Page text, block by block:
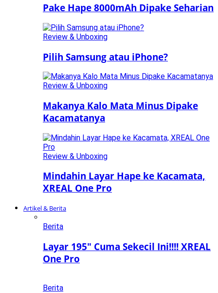
Pake Hape 8000mAh Dipake Seharian
Review & Unboxing
Pilih Samsung atau iPhone?
Review & Unboxing
Makanya Kalo Mata Minus Dipake
Kacamatanya
Review & Unboxing
Mindahin Layar Hape ke Kacamata,
XREAL One Pro
Artikel & Berita
Berita
Layar 195″ Cuma Sekecil Ini!!!! XREAL
One Pro
Berita